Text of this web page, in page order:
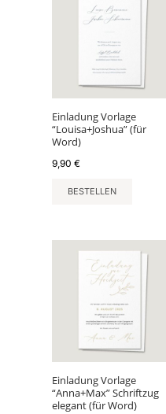
Einladung Vorlage
“Louisa+Joshua” (für
Word)
9,90 €
BESTELLEN
Einladung Vorlage
“Anna+Max” Schriftzug
elegant (für Word)